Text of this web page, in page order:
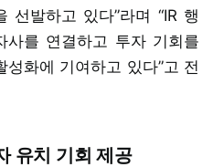
선발하고 있다”라며 “IR 행
사를 연결하고 투자 기회를
화에 기여하고 있다”고 전
유치 기회 제공